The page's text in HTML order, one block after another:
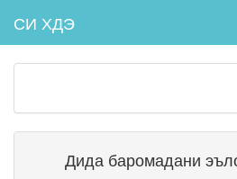
СИ ХДЭ
Дида баромадани